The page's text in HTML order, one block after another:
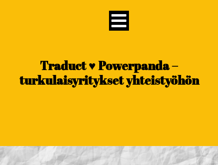
Traduct ♥ Powerpanda –
turkulaisyritykset yhteistyöhön